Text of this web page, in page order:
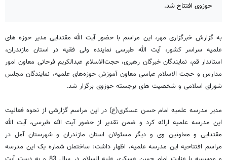
حوزوی افتتاح شد.
به گزارش خبرگزاری مهر، این مراسم با حضور آیت الله مقتدایی مدیر حوزه های
علمیه سراسر کشور، آیت الله طبرسی نماینده ولی فقیه در استان مازندران،
استاندار قم، نمایندگان خبرگان رهبری، حجت‌الاسلام عبدالکریم فرحانی معاون امور
مدارس و حجت الاسلام عباسی معاون آموزش حوزه‌های علمیه، نمایندگان مجلس
شورای اسلامی و شخصیت های برجسته حوزوی برگزار شد.
مدیر مدرسه علمیه امام حسن عسکری(ع) در این مراسم گزارشی از نحوه فعالیت
این مدرسه علمیه ارائه کرد و ضمن تقدیر از حضور آیت الله طبرسی، آیت الله
مقتدایی و معاونین وی و دیگر مسئولان استان مازندران و شهرستان آمل در
مراسم افتتاحیه این مدرسه علمیه، اظهار داشت: ساختمان شماره یک این مدرسه